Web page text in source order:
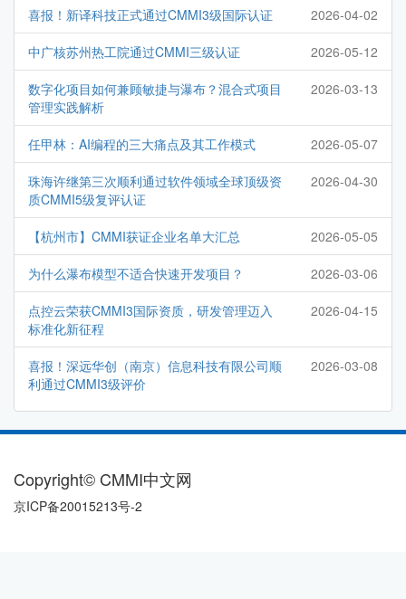
喜报！新译科技正式通过CMMI3级国际认证 2026-04-02
中广核苏州热工院通过CMMI三级认证 2026-05-12
数字化项目如何兼顾敏捷与瀑布？混合式项目
管理实践解析
2026-03-13
任甲林：AI编程的三大痛点及其工作模式 2026-05-07
珠海许继第三次顺利通过软件领域全球顶级资
质CMMI5级复评认证
2026-04-30
【杭州市】CMMI获证企业名单大汇总 2026-05-05
为什么瀑布模型不适合快速开发项目？ 2026-03-06
点控云荣获CMMI3国际资质，研发管理迈入
标准化新征程
2026-04-15
喜报！深远华创（南京）信息科技有限公司顺
利通过CMMI3级评价
2026-03-08
Copyright© CMMI中文网
京ICP备20015213号-2